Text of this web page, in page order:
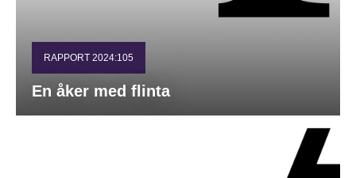
RAPPORT 2024:105
En åker med flinta